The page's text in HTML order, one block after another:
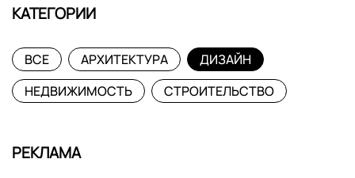
КАТЕГОРИИ
ВСЕ АРХИТЕКТУРА
ДИЗАЙН
НЕДВИЖИМОСТЬ
СТРОИТЕЛЬСТВО
РЕКЛАМА